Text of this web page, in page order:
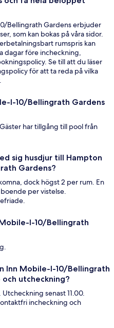
Bellingrath Gardens erbjuder
som kan bokas på våra sidor.
rumspris kan
dagar före incheckning,
Se till att du läser
för att ta reda på vilka
I-10/Bellingrath Gardens
har tillgång till pool från
sig husdjur till Hampton
Gardens?
dock högst 2 per rum. En
per vistelse.
I-10/Bellingrath
Inn Mobile-I-10/Bellingrath
utcheckning?
senast 11.00.
incheckning och